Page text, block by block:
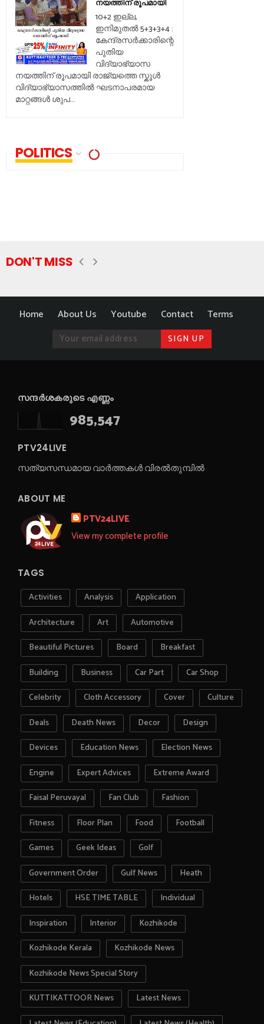
നയത്തിന് രൂപമായി
10+2 ഇല്ല,
ഇനിമുതൽ 5+3+3+4 :
കേന്ദ്രസർക്കാരിന്റെ
പുതിയ
വിദ്യാഭ്യാസ
നയത്തിന് രൂപമായി രാജ്യത്തെ സ്കൂൾ
വിദ്യാഭ്യാസത്തിൽ ഘടനാപരമായ
മാറ്റങ്ങൾ ശുപ...
POLITICS
DON'T MISS
Home About Us Youtube Contact Terms
സന്ദർശകരുടെ എണ്ണം
985,547
PTV24LIVE
സത്യസന്ധമായ വാർത്തകൾ വിരൽതുമ്പിൽ
ABOUT ME
PTV24LIVE
View my complete profile
TAGS
Activities Analysis
Application
Architecture
Art
Automotive
Beautiful Pictures
Board
Breakfast
Building
Business Car Part
Car Shop
Celebrity
Cloth Accessory Cover
Culture
Deals
Death News Decor
Design
Devices
Education News
Election News
Engine
Expert Advices
Extreme Award
Faisal Peruvayal
Fan Club
Fashion
Fitness
Floor Plan Food
Football
Games
Geek Ideas
Golf
Government Order
Gulf News
Heath
Hotels
HSE TIME TABLE
Individual
Inspiration
Interior
Kozhikode
Kozhikode Kerala
Kozhikode News
Kozhikode News Special Story
KUTTIKATTOOR News
Latest News